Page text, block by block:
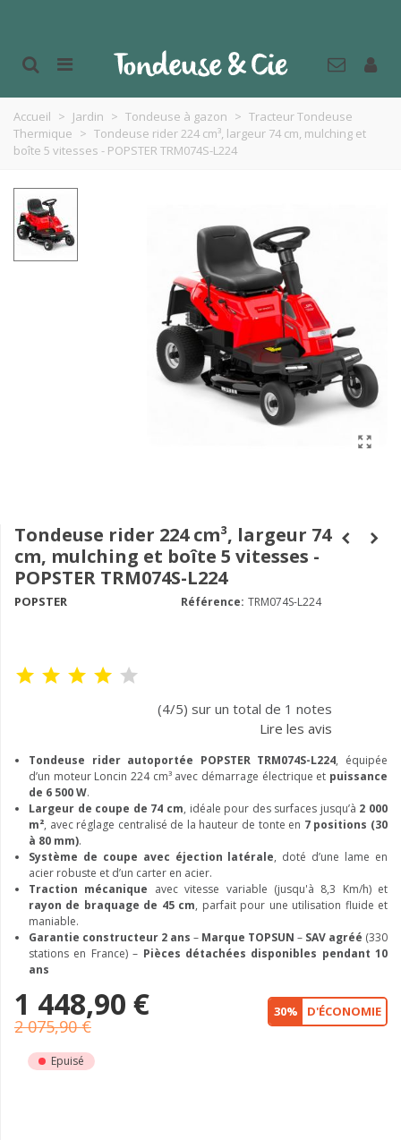
Accueil > Jardin > Tondeuse à gazon > Tracteur Tondeuse
Thermique > Tondeuse rider 224 cm³, largeur 74 cm, mulching et
boîte 5 vitesses - POPSTER TRM074S-L224
Tondeuse rider 224 cm³, largeur 74
cm, mulching et boîte 5 vitesses -
POPSTER TRM074S-L224
POPSTER Référence: TRM074S-L224
(4/5) sur un total de 1 notes
Lire les avis
Tondeuse rider autoportée POPSTER TRM074S-L224, équipée
d’un moteur Loncin 224 cm³ avec démarrage électrique et puissance
de 6 500 W.
Largeur de coupe de 74 cm, idéale pour des surfaces jusqu’à 2 000
m², avec réglage centralisé de la hauteur de tonte en 7 positions (30
à 80 mm).
Système de coupe avec éjection latérale, doté d’une lame en
acier robuste et d’un carter en acier.
Traction mécanique avec vitesse variable (jusqu'à 8,3 Km/h) et
rayon de braquage de 45 cm, parfait pour une utilisation fluide et
maniable.
Garantie constructeur 2 ans – Marque TOPSUN – SAV agréé (330
stations en France) – Pièces détachées disponibles pendant 10
ans
1 448,90 €
2 075,90 €
30% D'ÉCONOMIE
Epuisé